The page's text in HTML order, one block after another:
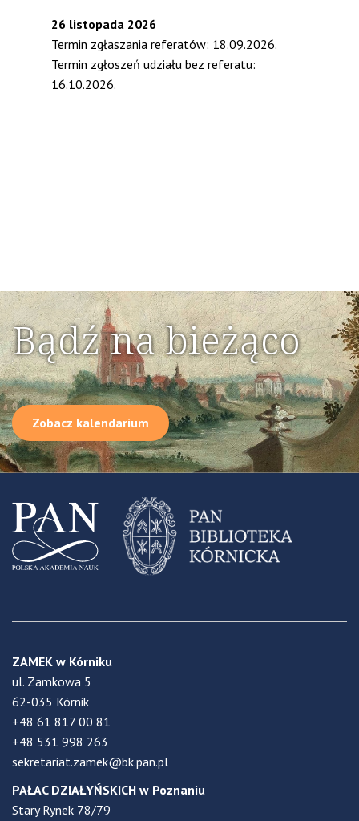
26 listopada 2026
Termin zgłaszania referatów: 18.09.2026.
Termin zgłoszeń udziału bez referatu:
16.10.2026.
Bądź na bieżąco
Zobacz kalendarium
ZAMEK w Kórniku
ul. Zamkowa 5
62-035 Kórnik
+48 61 817 00 81
+48 531 998 263
sekretariat.zamek@bk.pan.pl
PAŁAC DZIAŁYŃSKICH w Poznaniu
Stary Rynek 78/79